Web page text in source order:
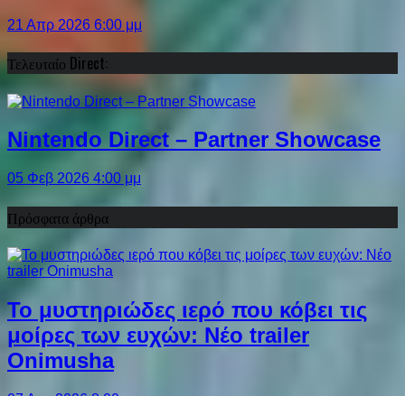
21 Απρ 2026 6:00 μμ
Τελευταίο Direct:
Nintendo Direct – Partner Showcase
05 Φεβ 2026 4:00 μμ
Πρόσφατα άρθρα
Το μυστηριώδες ιερό που κόβει τις
μοίρες των ευχών: Νέο trailer
Onimusha